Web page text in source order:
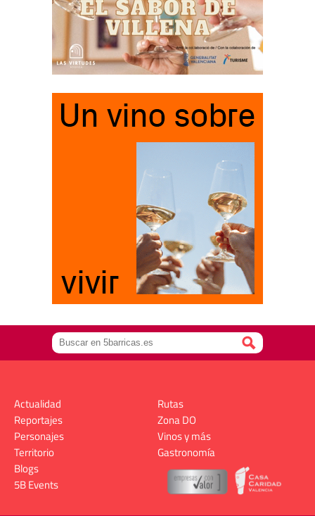
Actualidad
Reportajes
Personajes
Territorio
Rutas
Zona DO
Vinos y más
Gastronomía
Blogs
5B Events